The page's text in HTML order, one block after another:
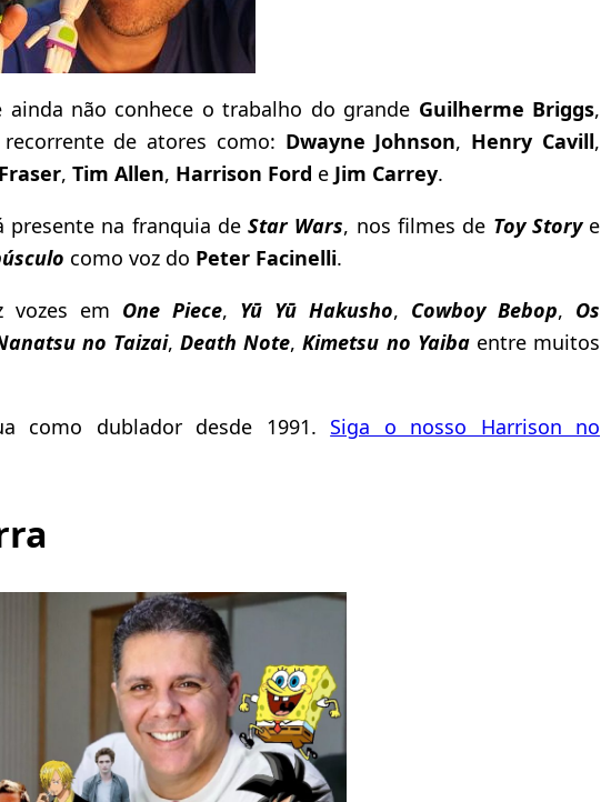
ainda não conhece o trabalho do grande Guilherme Briggs,
de atores como: Dwayne Johnson, Henry Cavill,
, Tim Allen, Harrison Ford e Jim Carrey.
presente na franquia deStar Wars, nos filmes de Toy Storye
como voz do Peter Facinelli.
vozes em One Piece, Yū Yū Hakusho, Cowboy Bebop, Os
no Taizai,Death Note,Kimetsu no Yaibaentre muitos
como dublador desde 1991. Siga o nosso Harrison no